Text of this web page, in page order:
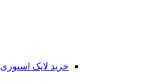
خرید لایک استوری